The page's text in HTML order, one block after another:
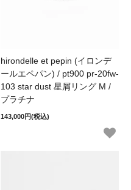
hirondelle et pepin (イロンデ
ールエペパン) / pt900 pr-20fw-
103 star dust 星屑リング M /
プラチナ
143,000円(税込)